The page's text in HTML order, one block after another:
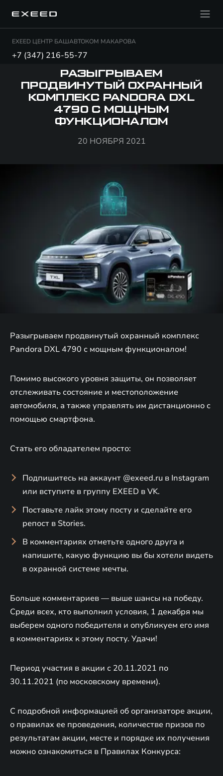
EXEED ЦЕНТР БАШАВТОКОМ МАКАРОВА
+7 (347) 216-55-77
РАЗЫГРЫВАЕМ
ПРОДВИНУТЫЙ ОХРАННЫЙ
КОМПЛЕКС PANDORA DXL
4790 С МОЩНЫМ
ФУНКЦИОНАЛОМ
20 НОЯБРЯ 2021
Разыгрываем продвинутый охранный комплекс
Pandora DXL 4790 с мощным функционалом!
Помимо высокого уровня защиты, он позволяет
отслеживать состояние и местоположение
автомобиля, а также управлять им дистанционно с
помощью смартфона.
Стать его обладателем просто:
Подпишитесь на аккаунт @exeed.ru в Instagram
или вступите в группу EXEED в VK.
Поставьте лайк этому посту и сделайте его
репост в Stories.
В комментариях отметьте одного друга и
напишите, какую функцию вы бы хотели видеть
в охранной системе мечты.
Больше комментариев — выше шансы на победу.
Среди всех, кто выполнил условия, 1 декабря мы
выберем одного победителя и опубликуем его имя
в комментариях к этому посту. Удачи!
Период участия в акции с 20.11.2021 по
30.11.2021 (по московскому времени).
С подробной информацией об организаторе акции,
о правилах ее проведения, количестве призов по
результатам акции, месте и порядке их получения
можно ознакомиться в Правилах Конкурса: